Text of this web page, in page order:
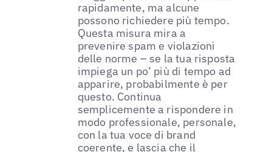
rapidamente, ma alcune
possono richiedere più tempo.
Questa misura mira a
prevenire spam e violazioni
delle norme – se la tua risposta
impiega un po’ più di tempo ad
apparire, probabilmente è per
questo. Continua
semplicemente a rispondere in
modo professionale, personale,
con la tua voce di brand
coerente, e lascia che il